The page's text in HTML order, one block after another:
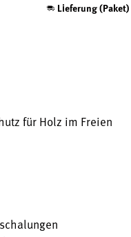
Lieferung (Paket)
für Holz im Freien